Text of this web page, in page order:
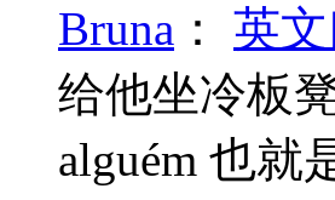
Bruna ： 英
给他坐冷板
alguém 也就